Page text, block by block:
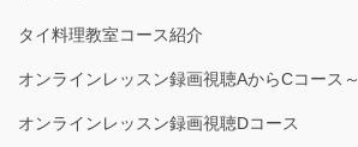
タイ料理教室コース紹介
オンラインレッスン録画視聴AからCコース～
オンラインレッスン録画視聴Dコース